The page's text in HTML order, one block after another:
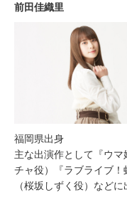
前田佳織里
福岡県出身
主な出演作として『ウ
チャ役）『ラブライブ！
（桜坂しずく役）などに